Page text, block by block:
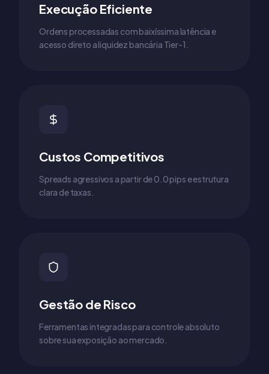
Execução Eficiente
Ordens processadas com baixíssima latência e
acesso direto a liquidez bancária Tier-1.
Custos Competitivos
Spreads agressivos a partir de 0.0 pips e estrutura
clara de taxas.
Gestão de Risco
Ferramentas integradas para controle absoluto
sobre sua exposição ao mercado.